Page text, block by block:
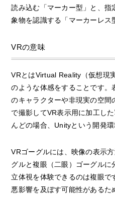
読み込む「マーカー型」と、
象物を認識する「マーカーレス
VRの意味
VRとはVirtual Reality（仮想現
のような体感をすることです。
のキャラクターや非現実の空
で撮影してVR表示用に加工し
んどの場合、Unityという開発環
VRゴーグルには、映像の表示
グルと複眼（二眼）ゴーグル
立体視を体験できるのは複眼で
悪影響を及ぼす可能性がある